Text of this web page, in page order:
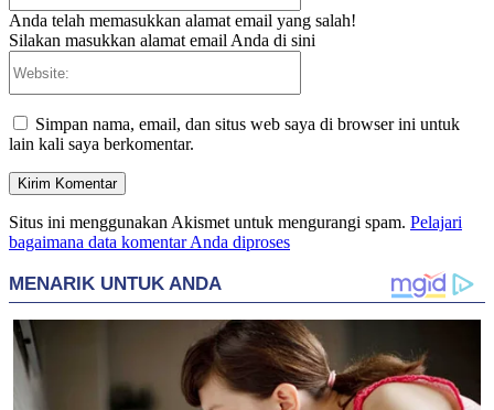
Anda telah memasukkan alamat email yang salah!
Silakan masukkan alamat email Anda di sini
Simpan nama, email, dan situs web saya di browser ini untuk
lain kali saya berkomentar.
Situs ini menggunakan Akismet untuk mengurangi spam. Pelajari
bagaimana data komentar Anda diproses